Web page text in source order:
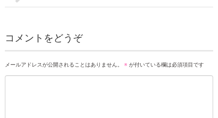
コメントをどうぞ
メールアドレスが公開されることはありません。 ※ が付いている欄は必須項目です